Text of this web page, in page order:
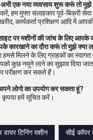
एक नया व्यवसाय शुरू करूं तो मुझे
हम मुफ्त सलाहकार पूर्व-बिक्री
कार्यकर्ता प्रशिक्षण आदि में
पर मशीनों की जांच के लिए आपके
का दौरा करूं तो मुझे क्या
हमसे मिलने के लिए ग्राहकों का
कुछ नमूने लाने का सुझाव दिया
परीक्षण कर सकते हैं।
लोगो का उपयोग कर सकता हूं?
कृपया हमें सूचित करें।
वायर टिनिंग मशीन
सीई कॉपर